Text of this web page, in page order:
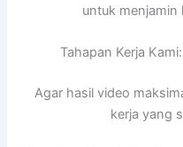
untuk menjamin
Tahapan Kerja
Agar hasil video
kerja yang